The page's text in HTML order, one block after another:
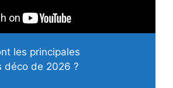
les principales
déco de 2026 ?